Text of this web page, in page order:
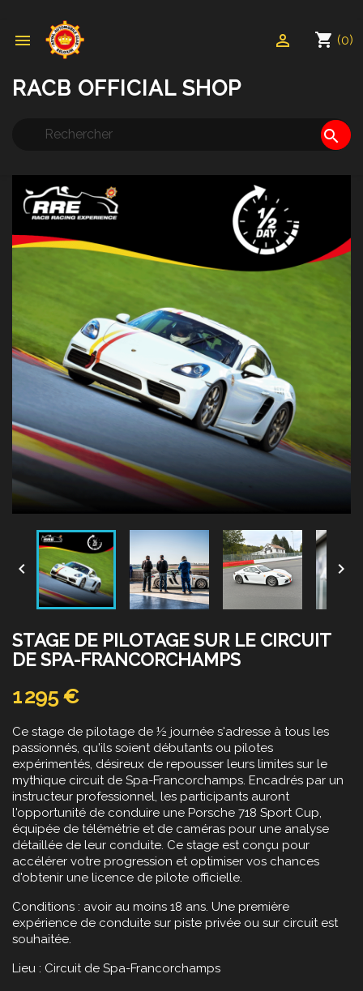
 shopping_cart (0)

RACB OFFICIAL SHOP
search
 
STAGE DE PILOTAGE SUR LE CIRCUIT
DE SPA-FRANCORCHAMPS
1 295 €
Ce stage de pilotage de ½ journée s'adresse à tous les
passionnés, qu'ils soient débutants ou pilotes
expérimentés, désireux de repousser leurs limites sur le
mythique circuit de Spa-Francorchamps. Encadrés par un
instructeur professionnel, les participants auront
l'opportunité de conduire une Porsche 718 Sport Cup,
équipée de télémétrie et de caméras pour une analyse
détaillée de leur conduite. Ce stage est conçu pour
accélérer votre progression et optimiser vos chances
d'obtenir une licence de pilote officielle.
Conditions : avoir au moins 18 ans. Une première
expérience de conduite sur piste privée ou sur circuit est
souhaitée.
Lieu : Circuit de Spa-Francorchamps